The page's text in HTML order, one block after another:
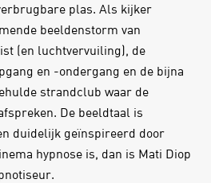
plas. Als kijker
beeldenstorm van
(en luchtvervuiling), de
en -ondergang en de bijna
strandclub waar de
De beeldtaal is
duidelijk geïnspireerd door
hypnose is, dan is Mati Diop